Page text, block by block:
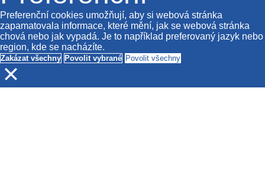
Preferenční cookies umožňují, aby si webová stránka
zapamatovala informace, které mění, jak se webová stránka
chová nebo jak vypadá. Je to například preferovaný jazyk nebo
region, kde se nacházíte.
Zakázat všechny Povolit vybrané